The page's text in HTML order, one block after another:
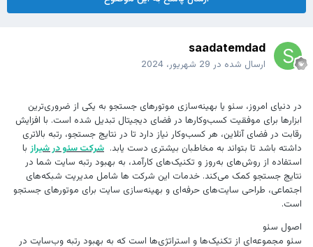
saadatemdad
ارسال شده در 29 شهریور، 2024
در دنیای امروز، سئو یا بهینه‌سازی موتورهای جستجو به یکی از ضروری‌ترین
ابزارها برای موفقیت کسب‌وکارها در فضای دیجیتال تبدیل شده است. با افزایش
رقابت در فضای آنلاین، هر کسب‌وکار نیاز دارد تا در نتایج جستجو، رتبه بالاتری
داشته باشد تا بتواند به مخاطبان بیشتری دست یابد. شرکت سئو در شیراز با
استفاده از روش‌های به‌روز و تکنیک‌های کارآمد، به بهبود رتبه سایت شما در
نتایج جستجو کمک می‌کند. خدمات این شرکت ها شامل مدیریت شبکه‌های
اجتماعی، طراحی سایت‌های حرفه‌ای و بهینه‌سازی سایت برای موتورهای جستجو
است.
اصول سئو
سئو مجموعه‌ای از تکنیک‌ها و استراتژی‌ها است که به بهبود رتبه وب‌سایت در